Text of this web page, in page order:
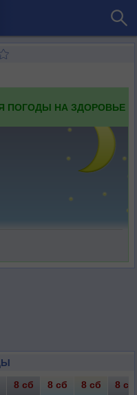
ПОГОДЫ НА ЗДОРОВЬЕ
8 сб 8 сб 8 сб 8 сб